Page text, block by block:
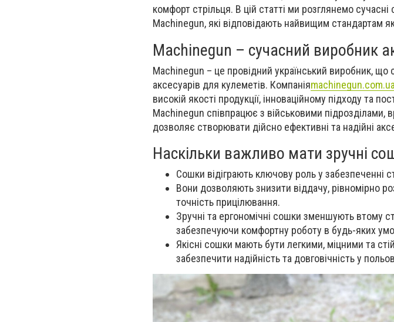
комфорт стрільця. В цій статті ми розглянемо
Machinegun, які відповідають найвищим стандартам
Machinegun – сучасний виробник
Machinegun – це провідний український виробник, що
аксесуарів для кулеметів. Компаніяmachinegun.com.ua
високій якості продукції, інноваційному підходу та
Machinegun співпрацює з військовими підрозділами,
дозволяє створювати дійсно ефективні та надійні
Наскільки важливо мати зручні
Сошки відіграють ключову роль у забезпеченні
Вони дозволяють знизити віддачу, рівномірно
точність прицілювання.
Зручні та ергономічні сошки зменшують втому
забезпечуючи комфортну роботу в будь-яких
Якісні сошки мають бути легкими, міцними та
забезпечити надійність та довговічність у